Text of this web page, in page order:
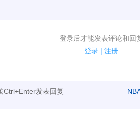
登录后才能发表评论和回
登录 | 注册
新用户可以发表评论了！
Ctrl+Enter发表回复